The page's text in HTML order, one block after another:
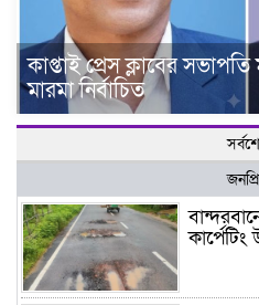
কাপ্তাই প্রেস ক্লাবের
মারমা নির্বাচিত
কার্পেটিং